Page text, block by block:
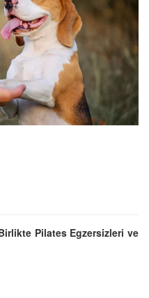
Pilates Egzersizleri ve